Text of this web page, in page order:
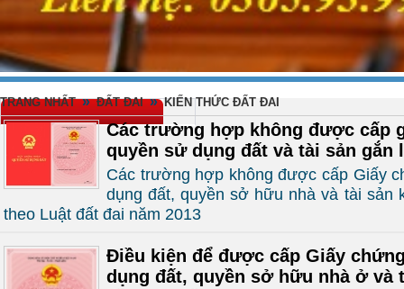
TRANG NHẤT » ĐẤT ĐAI » KIẾN THỨC ĐẤT ĐAI
Các trường hợp không được cấp
quyền sử dụng đất và tài sản gắn
Các trường hợp không được cấp Giấy
dụng đất, quyền sở hữu nhà và tài sản
theo Luật đất đai năm 2013
Điều kiện để được cấp Giấy
dụng đất, quyền sở hữu nhà ở và